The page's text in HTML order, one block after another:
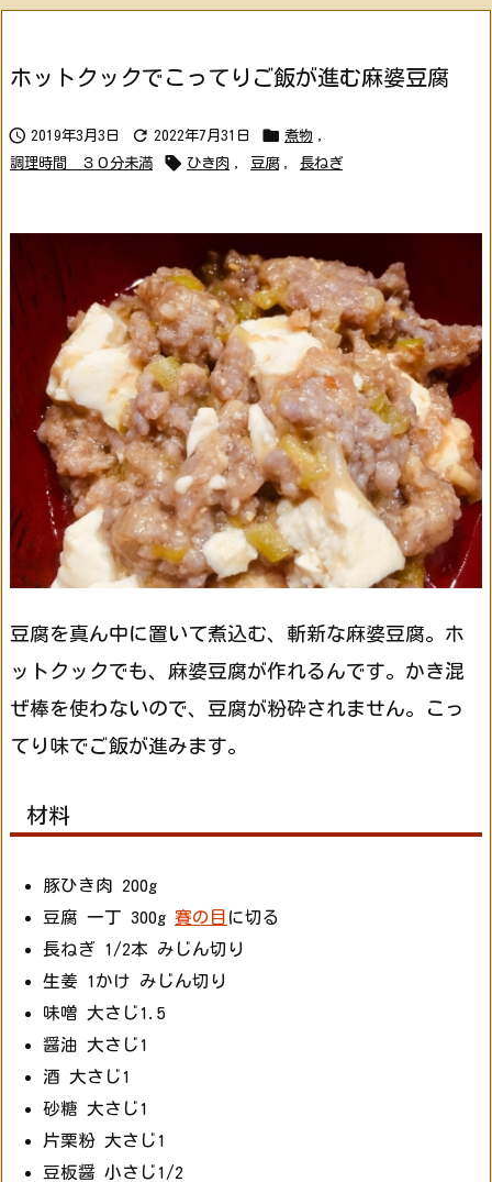
ホットクックでこってりご飯が進む麻婆豆腐
 2019年3月3日  2022年7月31日  煮物 ,
調理時間 ３０分未満
 ひき肉 , 豆腐 , 長ねぎ
豆腐を真ん中に置いて煮込む、斬新な麻婆豆腐。ホ
ットクックでも、麻婆豆腐が作れるんです。かき混
ぜ棒を使わないので、豆腐が粉砕されません。こっ
てり味でご飯が進みます。
材料
豚ひき肉 200g
豆腐 一丁 300g 賽の目 に切る
長ねぎ 1/2本 みじん切り
生姜 1かけ みじん切り
味噌 大さじ1.5
醤油 大さじ1
酒 大さじ1
砂糖 大さじ1
片栗粉 大さじ1
豆板醤 小さじ1/2